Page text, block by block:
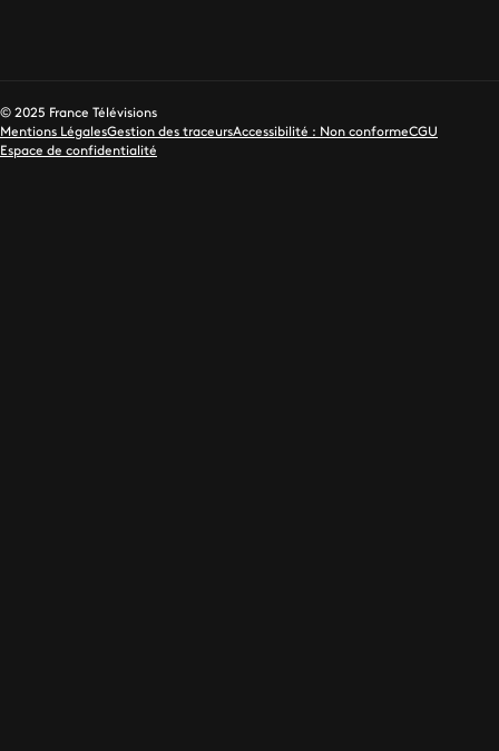
© 2025 France Télévisions
Mentions LégalesGestion des traceursAccessibilité : Non conformeCGU
Espace de confidentialité